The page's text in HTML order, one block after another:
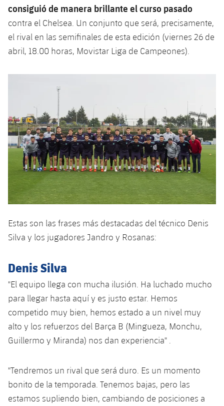
plusicon
más
Servicios Médicos
Accesibilidad
plusicon
Acreditaciones
Instalaciones
consiguió de manera brillante el curso pasado
contra el Chelsea. Un conjunto que será, precisamente,
el rival en las semifinales de esta edición (viernes 26 de
abril, 18.00 horas, Movistar Liga de Campeones).
Estas son las frases más destacadas del técnico Denis
Silva y los jugadores Jandro y Rosanas:
Denis Silva
"El equipo llega con mucha ilusión. Ha luchado mucho
para llegar hasta aquí y es justo estar. Hemos
competido muy bien, hemos estado a un nivel muy
alto y los refuerzos del Barça B (Mingueza, Monchu,
Guillermo y Miranda) nos dan experiencia" .
"Tendremos un rival que será duro. Es un momento
bonito de la temporada. Tenemos bajas, pero las
estamos supliendo bien, cambiando de posiciones a